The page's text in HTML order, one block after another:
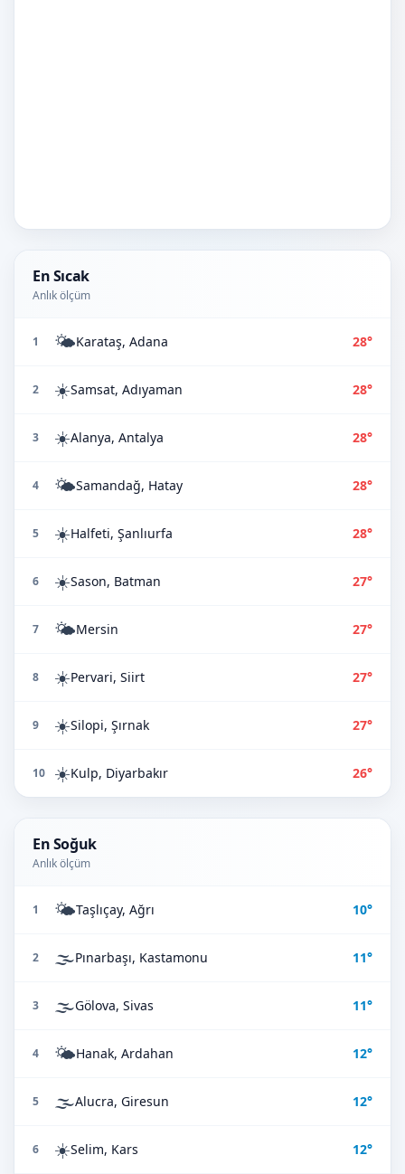
En Sıcak
Anlık ölçüm
1 🌤️Karataş, Adana 28°
2 ☀️Samsat, Adıyaman 28°
3 ☀️Alanya, Antalya 28°
4 🌤️Samandağ, Hatay 28°
5 ☀️Halfeti, Şanlıurfa 28°
6 ☀️Sason, Batman 27°
7 🌤️Mersin 27°
8 ☀️Pervari, Siirt 27°
9 ☀️Silopi, Şırnak 27°
10 ☀️Kulp, Diyarbakır 26°
En Soğuk
Anlık ölçüm
1 🌤️Taşlıçay, Ağrı 10°
2 🌫️Pınarbaşı, Kastamonu 11°
3 🌫️Gölova, Sivas 11°
4 🌤️Hanak, Ardahan 12°
5 🌫️Alucra, Giresun 12°
6 ☀️Selim, Kars 12°